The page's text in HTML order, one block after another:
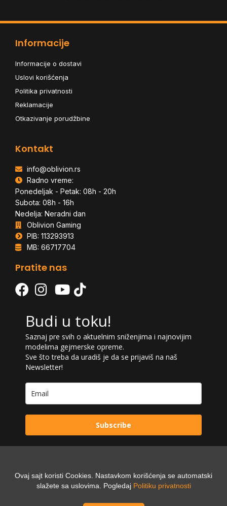
Informacije
Informacije o dostavi
Uslovi korišćenja
Politika privatnosti
Reklamacije
Otkazivanje porudžbine
Kontakt
info@oblivion.rs
Radno vreme:
Ponedeljak - Petak: 08h - 20h
Subota: 08h - 16h
Nedelja: Neradni dan
Oblivion Gaming
PIB: 113293913
MB: 66717704
Pratite nas
Budi u toku!
Saznaj pre svih o aktuelnim sniženjima i najnovijim
modelima gejmerske opreme.
Sve što treba da uradiš je da se prijaviš na naš
Newsletter!
Subscribe
Powered by:
Digilex
Ovaj sajt koristi Cookies. Nastavkom korišćenja se automatski
slažete sa uslovima. Pogledaj Politiku privatnosti